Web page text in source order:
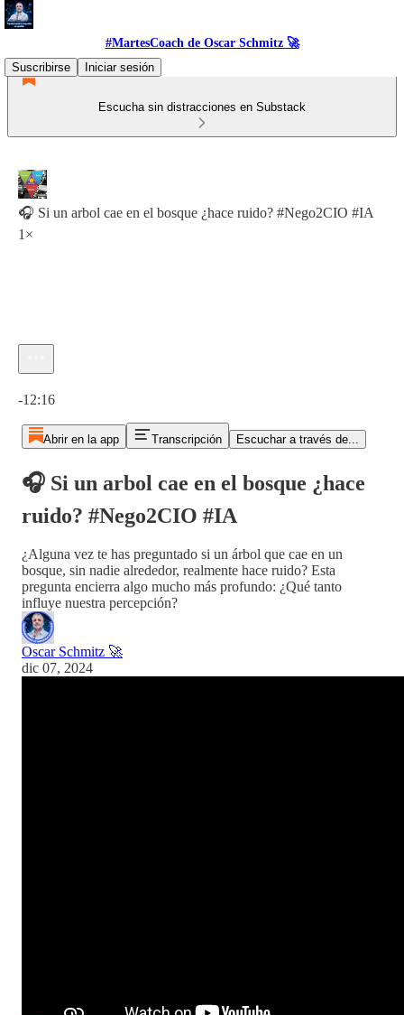
#MartesCoach de Oscar Schmitz 🚀
Suscribirse
Iniciar sesión
Escucha sin distracciones en Substack
🎧 Si un arbol cae en el bosque ¿hace ruido? #Nego2CIO #IA
1×
-12:16
Abrir en la app Transcripción Escuchar a través de...
🎧 Si un arbol cae en el bosque ¿hace
ruido? #Nego2CIO #IA
¿Alguna vez te has preguntado si un árbol que cae en un
bosque, sin nadie alrededor, realmente hace ruido? Esta
pregunta encierra algo mucho más profundo: ¿Qué tanto
influye nuestra percepción?
Oscar Schmitz 🚀
dic 07, 2024